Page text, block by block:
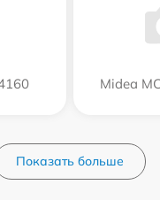
Midea
Показать больше